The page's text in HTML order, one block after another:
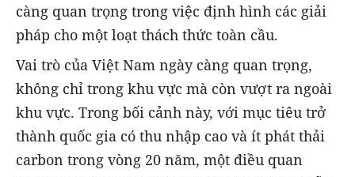
càng quan trọng trong việc định hình các giải
pháp cho một loạt thách thức toàn cầu.
Vai trò của Việt Nam ngày càng quan trọng,
không chỉ trong khu vực mà còn vượt ra ngoài
khu vực. Trong bối cảnh này, với mục tiêu trở
thành quốc gia có thu nhập cao và ít phát thải
carbon trong vòng 20 năm, một điều quan